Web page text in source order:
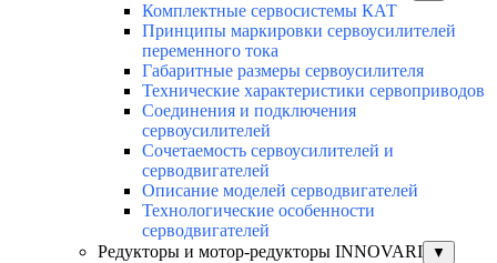
Комплектные сервосистемы КАТ
Принципы маркировки сервоусилителей
переменного тока
Габаритные размеры сервоусилителя
Технические характеристики сервоприводов
Соединения и подключения
сервоусилителей
Сочетаемость сервоусилителей и
серводвигателей
Описание моделей серводвигателей
Технологические особенности
серводвигателей
Редукторы и мотор-редукторы INNOVARI
▼